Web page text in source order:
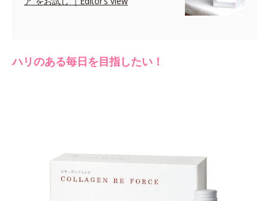
ハリのある毎日を目指したい！